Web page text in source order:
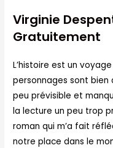
Virginie
Gratuitement
L’histoire est un
personnages sont bien
peu prévisible et
la lecture un peu trop
roman qui m’a fait
notre place dans le